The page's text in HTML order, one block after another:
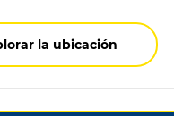
la ubicación